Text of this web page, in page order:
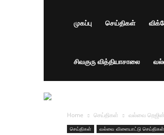
முகப்பு செய்திகள்
சிவகுரு வித்தியாசாலை
Home செய்திகள் வல்வை
செய்திகள் வல்வை விளையாட்டு செய்திகள்